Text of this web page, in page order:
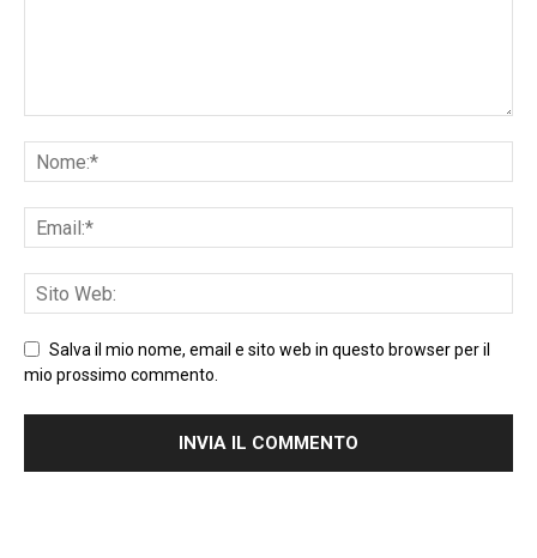
Salva il mio nome, email e sito web in questo browser per il
mio prossimo commento.